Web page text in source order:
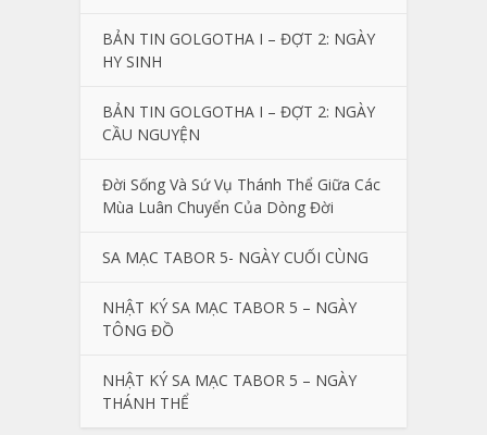
BẢN TIN GOLGOTHA I – ĐỢT 2: NGÀY
HY SINH
BẢN TIN GOLGOTHA I – ĐỢT 2: NGÀY
CẦU NGUYỆN
Đời Sống Và Sứ Vụ Thánh Thể Giữa Các
Mùa Luân Chuyển Của Dòng Đời
SA MẠC TABOR 5- NGÀY CUỐI CÙNG
NHẬT KÝ SA MẠC TABOR 5 – NGÀY
TÔNG ĐỒ
NHẬT KÝ SA MẠC TABOR 5 – NGÀY
THÁNH THỂ